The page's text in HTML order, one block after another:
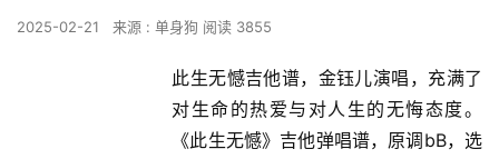
2025-02-21 来源 : 单身狗 阅读 3855
此生无憾吉他谱，金钰儿演唱，充满了
对生命的热爱与对人生的无悔态度。
《此生无憾》吉他弹唱谱，原调bB，选